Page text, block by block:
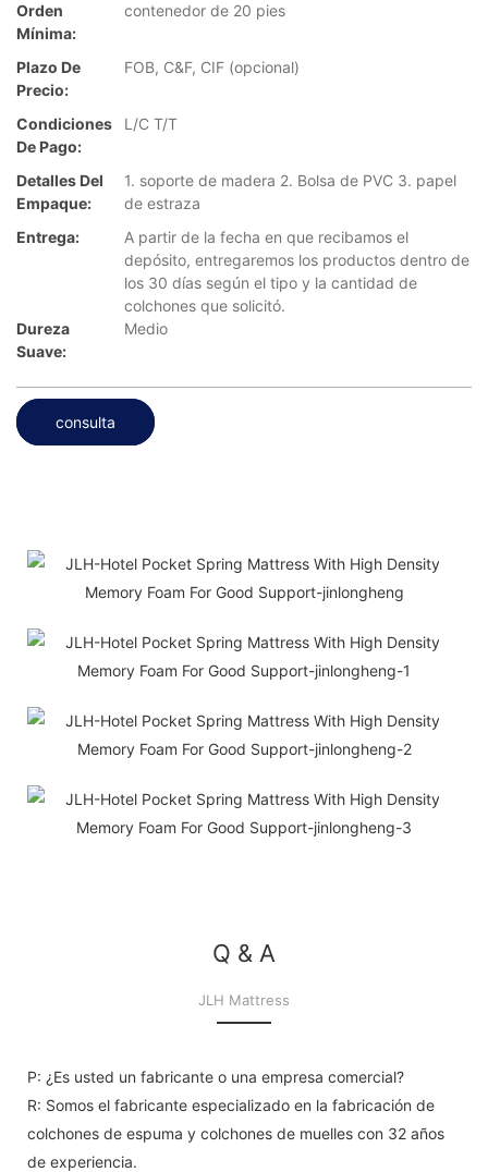
Orden
Mínima:
contenedor de 20 pies
Plazo De
Precio:
FOB, C&F, CIF (opcional)
Condiciones
De Pago:
L/C T/T
Detalles Del
Empaque:
1. soporte de madera 2. Bolsa de PVC 3. papel
de estraza
Entrega:
A partir de la fecha en que recibamos el
depósito, entregaremos los productos dentro de
los 30 días según el tipo y la cantidad de
colchones que solicitó.
Dureza
Suave:
Medio
consulta
Q & A
JLH Mattress
P: ¿Es usted un fabricante o una empresa comercial?
R: Somos el fabricante especializado en la fabricación de
colchones de espuma y colchones de muelles con 32 años
de experiencia.